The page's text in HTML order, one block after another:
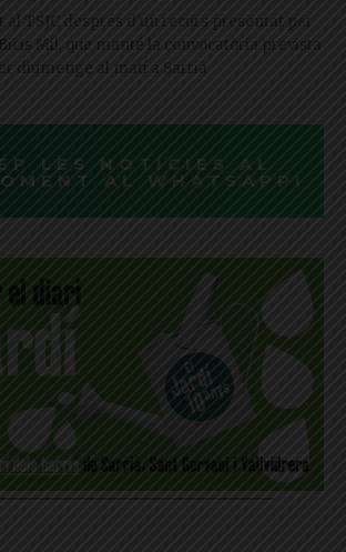
al TSJC després d'un recurs presentat per
Mil, que manté la convocatòria prevista
diumenge al matí a Sarrià
LES NOTÍCIES AL
AL WHATSAPP!